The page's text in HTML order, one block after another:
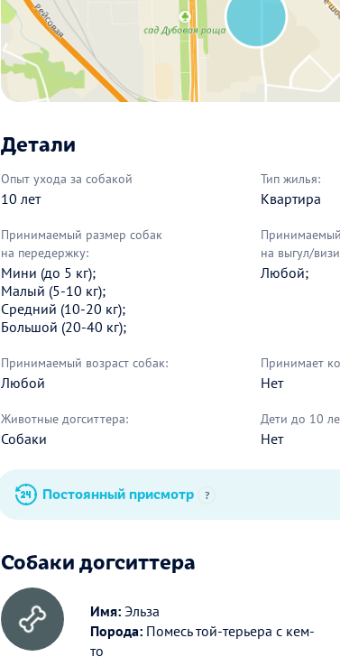
Детали
Опыт ухода за собакой
10 лет
Тип жилья:
Квартира
Принимаемый размер собак
на передержку:
Мини (до 5 кг);
Малый (5-10 кг);
Средний (10-20 кг);
Большой (20-40 кг);
на выгул/
Любой;
Принимаемый возраст собак:
Любой
Принимает
Нет
Животные догситтера:
Собаки
Дети до 10
Нет
Постоянный присмотр ?
Собаки догситтера
Имя: Эльза
Порода: Помесь той-терьера с кем-
то